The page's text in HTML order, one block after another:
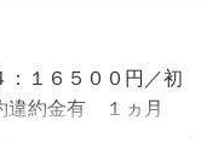
１６５００円／初
約金有 １ヵ月
んしん保証株式会